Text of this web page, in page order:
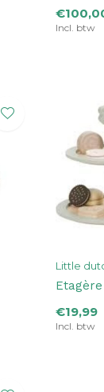
Incl. btw
Little
€19,99
Incl. btw